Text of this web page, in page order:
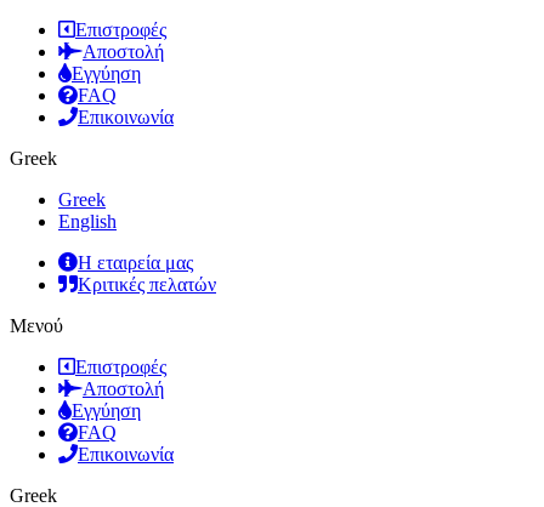
Επιστροφές
Αποστολή
Εγγύηση
FAQ
Επικοινωνία
Greek
Greek
English
Η εταιρεία μας
Κριτικές πελατών
Μενού
Επιστροφές
Αποστολή
Εγγύηση
FAQ
Επικοινωνία
Greek